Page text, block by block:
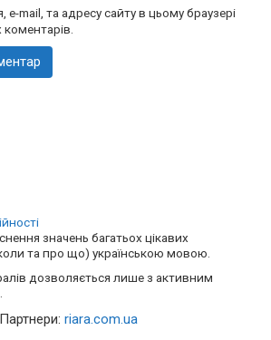
e-mail, та адресу сайту в цьому браузері
значень багатьох цікавих
та про що) українською мовою.
дозволяється лише з активним
Партнери: riara.com.ua